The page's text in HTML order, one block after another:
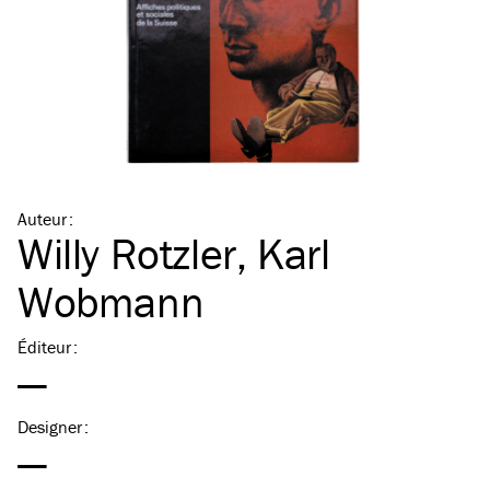
Auteur:
Willy Rotzler, Karl
Wobmann
Éditeur:
—
Designer:
—